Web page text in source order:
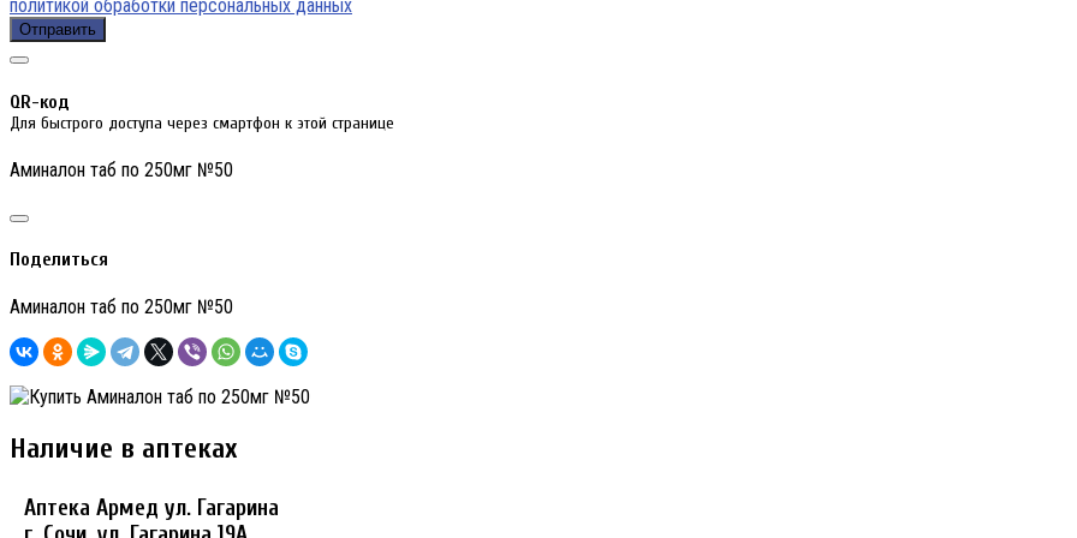
политикой обработки персональных данных
Отправить
QR-код
Для быстрого доступа через смартфон к этой странице
Аминалон таб по 250мг №50
Поделиться
Аминалон таб по 250мг №50
Наличие в аптеках
Аптека Армед ул. Гагарина